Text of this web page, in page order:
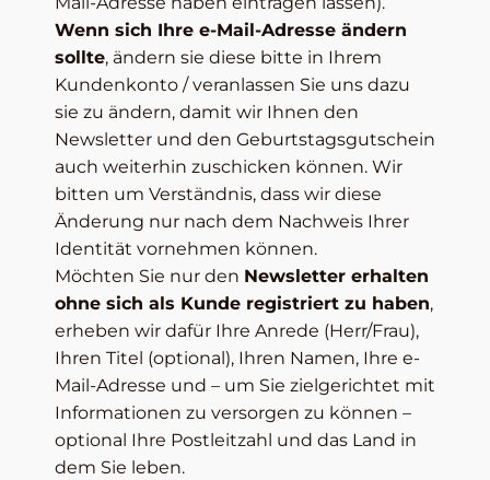
Wenn sich Ihre e-Mail-Adresse ändern
sollte, ändern sie diese bitte in Ihrem
Kundenkonto / veranlassen Sie uns dazu
sie zu ändern, damit wir Ihnen den
Newsletter und den Geburtstagsgutschein
auch weiterhin zuschicken können. Wir
bitten um Verständnis, dass wir diese
Änderung nur nach dem Nachweis Ihrer
Identität vornehmen können.
Möchten Sie nur den Newsletter erhalten
ohne sich als Kunde registriert zu haben,
erheben wir dafür Ihre Anrede (Herr/Frau),
Ihren Titel (optional), Ihren Namen, Ihre e-
Mail-Adresse und – um Sie zielgerichtet mit
Informationen zu versorgen zu können –
optional Ihre Postleitzahl und das Land in
dem Sie leben.